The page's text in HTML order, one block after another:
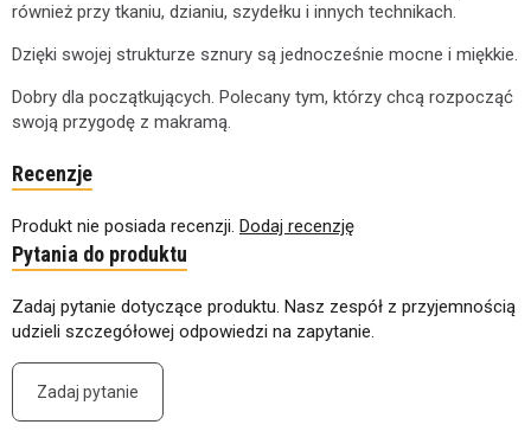
również przy tkaniu, dzianiu, szydełku i innych technikach.
Dzięki swojej strukturze sznury są jednocześnie mocne i miękkie.
Dobry dla początkujących. Polecany tym, którzy chcą rozpocząć
swoją przygodę z makramą.
Recenzje
Produkt nie posiada recenzji. Dodaj recenzję
Pytania do produktu
Zadaj pytanie dotyczące produktu. Nasz zespół z przyjemnością
udzieli szczegółowej odpowiedzi na zapytanie.
Zadaj pytanie